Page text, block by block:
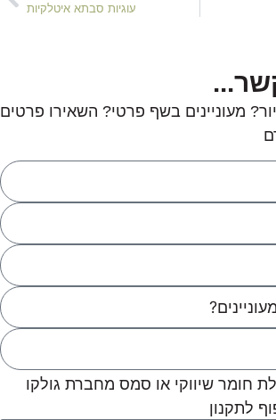
עוגיות סבתא איטלקיות
מעוניינים בשף פרטי? השאירו פרטים
חומר שיווקי או סמס מחברת גולקו
לתקנון